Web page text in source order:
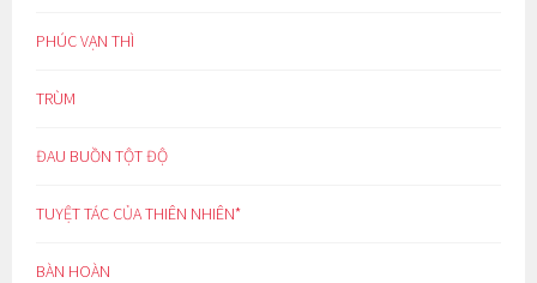
PHÚC VẠN THÌ
TRÙM
ĐAU BUỒN TỘT ĐỘ
TUYỆT TÁC CỦA THIÊN NHIÊN*
BÀN HOÀN